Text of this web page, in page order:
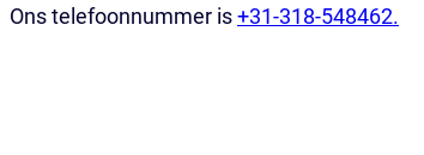
Ons telefoonnummer is+31-318-548462.